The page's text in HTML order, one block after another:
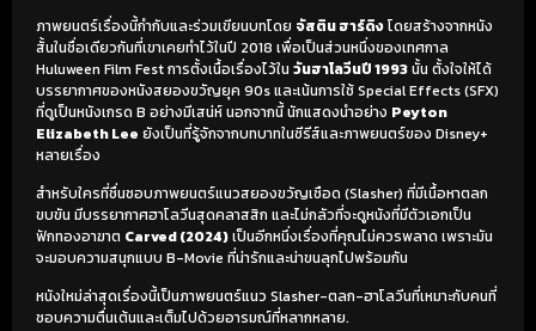
ภาพยนตร์เรื่องนี้กำกับและร่วมเขียนบทโดย จัสติน ฮาร์ดิงโดยสร้างจากหนัง
สั้นในชื่อเดียวกันที่เขาเคยทำไว้ในปี 2018 เพื่อเป็นส่วนหนึ่งของเทศกาล
Huluween Film Fest การตั้งเนื้อเรื่องไว้ใน วันฮาโลวีนปี 1993นั้น ตั้งใจให้ได้
บรรยากาศของหนังสยองขวัญยุค 90s และเน้นการใช้ Special Effects (SFX)
ที่ดูเป็นหนังเกรด B อย่างมีเสน่ห์ นอกจากนี้ นักแสดงนำอย่าง Peyton
Elizabeth Lee ยังเป็นที่รู้จักจากบทบาทในซีรีส์และภาพยนตร์ของ Disney+
หลายเรื่อง
สำหรับใครที่ชื่นชอบภาพยนตร์แนวสยองขวัญเชือด (Slasher) ที่มีเนื้อหาตลก
ขบขัน มีบรรยากาศฮาโลวีนสุดคลาสสิก และไม่กลัวที่จะดูหนังที่มีตัวเอกเป็น
ฟักทองอาฆาต Carved (2024)เป็นอีกหนึ่งเรื่องที่คุณไม่ควรพลาด เพราะมัน
จะมอบความสนุกแบบ B-Movie ที่น่ารักและน่าขนลุกไปพร้อมกัน
หนังใหม่ล่าสุดเรื่องนี้เป็นภาพยนตร์แนว Slasher-ตลก-ฮาโลวีนที่เหมาะกับคนที่
ชอบความตื่นเต้นและเต็มไปด้วยอารมณ์ที่หลากหลาย.